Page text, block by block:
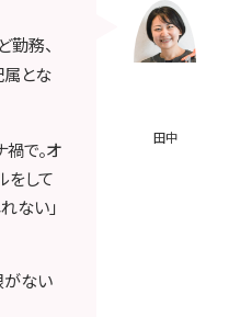
田中
務、
属とな
で。オ
をして
ない」
がない